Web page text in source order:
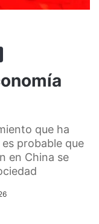
que ha
probable que
en China se